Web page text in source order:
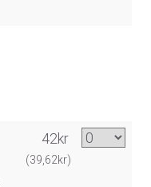
42kr
(39,62kr)